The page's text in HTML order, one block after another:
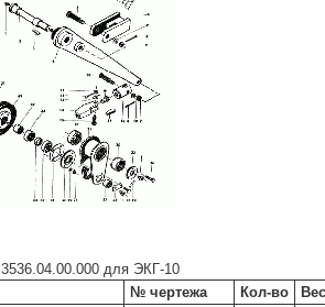
3536.04.00.000 для ЭКГ-10
№ чертежа Кол-во